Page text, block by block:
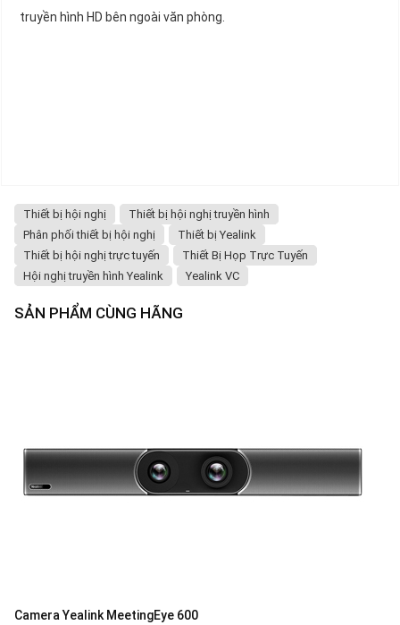
truyền hình HD bên ngoài văn phòng.
Thiết bị hội nghị
Thiết bị hội nghị truyền hình
Phân phối thiết bị hội nghị
Thiết bị Yealink
Thiết bị hội nghị trực tuyến
Thiết Bị Họp Trực Tuyến
Hội nghị truyền hình Yealink
Yealink VC
SẢN PHẨM CÙNG HÃNG
Camera Yealink MeetingEye 600